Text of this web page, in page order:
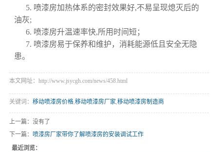
5. 喷漆房加热体系的密封效果好,不易呈现熄灭后的
油灰;
6. 喷漆房升温速率快,所用时间短；
7. 喷漆房易于保养和维护，消耗能源低且安全无隐
患。
本文网址：http://www.jsycgh.com/news/458.html
关键词： 移动喷漆房价格, 移动喷漆房厂家 移动喷漆房制造商
上一篇：没有了
下一篇： 喷漆房厂家带你了解喷漆房的安装调试工作
最近浏览：